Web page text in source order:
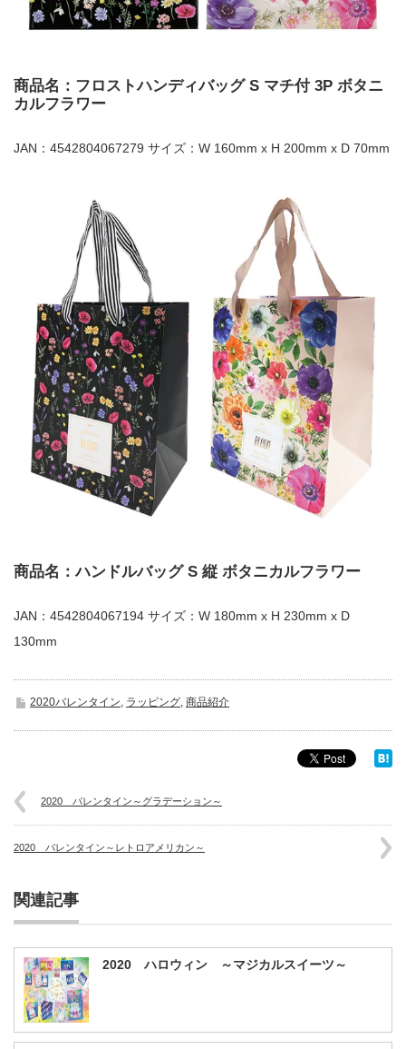
商品名：フロストハンディバッグ S マチ付 3P ボタニ
カルフラワー
JAN：4542804067279 サイズ：W 160mm x H 200mm x D 70mm
商品名：ハンドルバッグ S 縦 ボタニカルフラワー
JAN：4542804067194 サイズ：W 180mm x H 230mm x D
130mm
2020バレンタイン, ラッピング, 商品紹介
2020 バレンタイン～グラデーション～
2020 バレンタイン～レトロアメリカン～
関連記事
2020 ハロウィン ～マジカルスイーツ～